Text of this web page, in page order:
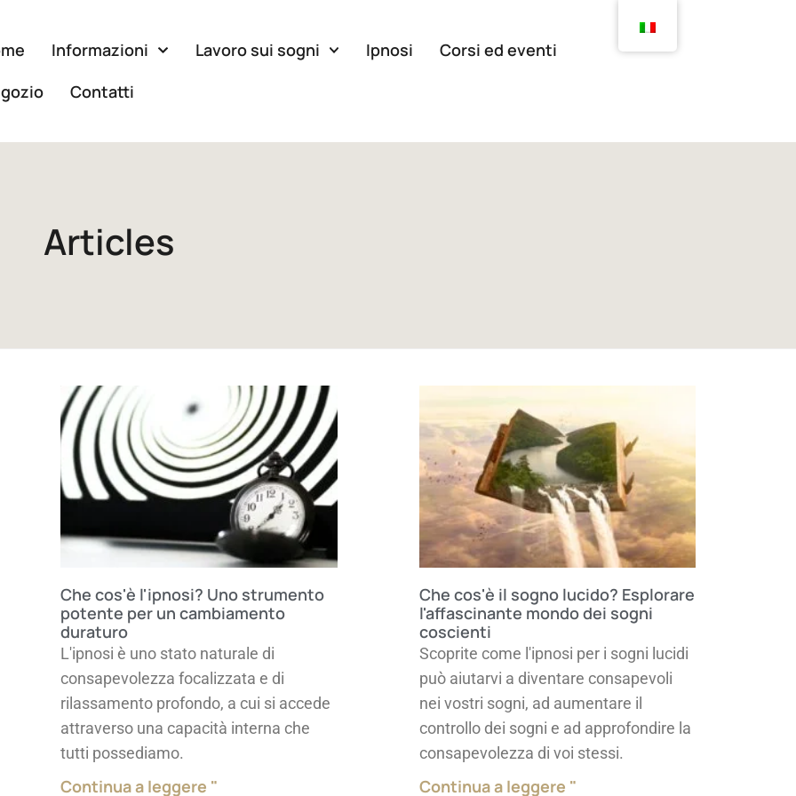
Informazioni Lavoro sui sogni Ipnosi
Corsi ed eventi
Contatti
Articles
Che cos'è l'ipnosi? Uno strumento
potente per un cambiamento
duraturo
L'ipnosi è uno stato naturale di
consapevolezza focalizzata e di
rilassamento profondo, a cui si accede
attraverso una capacità interna che
tutti possediamo.
Continua a leggere "
Che cos'è il sogno lucido? Esplorare
l'affascinante mondo dei sogni
coscienti
Scoprite come l'ipnosi per i sogni lucidi
può aiutarvi a diventare consapevoli
nei vostri sogni, ad aumentare il
controllo dei sogni e ad approfondire la
consapevolezza di voi stessi.
Continua a leggere "